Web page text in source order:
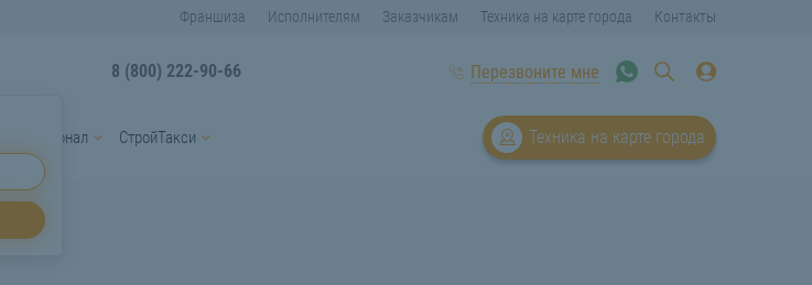
Франшиза Исполнителям Заказчикам Техника на карте города Контакты
8 (800) 222-90-66 Перезвоните мне
Персонал СтройТакси Техника на карте города